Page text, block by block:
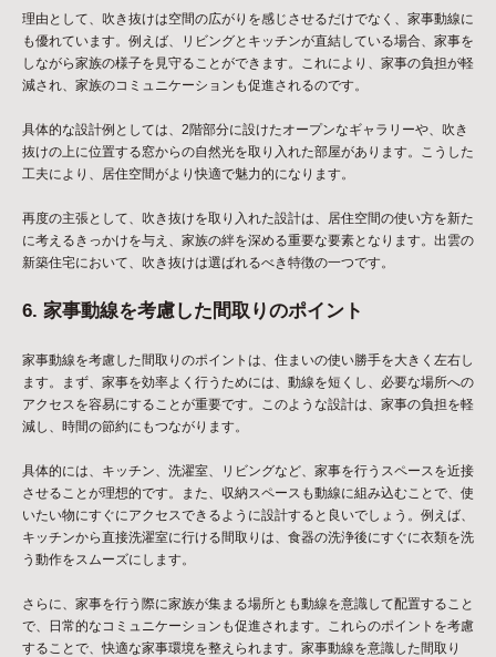
理由として、吹き抜けは空間の広がりを感じさせるだけでなく、家事動線に
も優れています。例えば、リビングとキッチンが直結している場合、家事を
しながら家族の様子を見守ることができます。これにより、家事の負担が軽
減され、家族のコミュニケーションも促進されるのです。
具体的な設計例としては、2階部分に設けたオープンなギャラリーや、吹き
抜けの上に位置する窓からの自然光を取り入れた部屋があります。こうした
工夫により、居住空間がより快適で魅力的になります。
再度の主張として、吹き抜けを取り入れた設計は、居住空間の使い方を新た
に考えるきっかけを与え、家族の絆を深める重要な要素となります。出雲の
新築住宅において、吹き抜けは選ばれるべき特徴の一つです。
6. 家事動線を考慮した間取りのポイント
家事動線を考慮した間取りのポイントは、住まいの使い勝手を大きく左右し
ます。まず、家事を効率よく行うためには、動線を短くし、必要な場所への
アクセスを容易にすることが重要です。このような設計は、家事の負担を軽
減し、時間の節約にもつながります。
具体的には、キッチン、洗濯室、リビングなど、家事を行うスペースを近接
させることが理想的です。また、収納スペースも動線に組み込むことで、使
いたい物にすぐにアクセスできるように設計すると良いでしょう。例えば、
キッチンから直接洗濯室に行ける間取りは、食器の洗浄後にすぐに衣類を洗
う動作をスムーズにします。
さらに、家事を行う際に家族が集まる場所とも動線を意識して配置すること
で、日常的なコミュニケーションも促進されます。これらのポイントを考慮
することで、快適な家事環境を整えられます。家事動線を意識した間取り